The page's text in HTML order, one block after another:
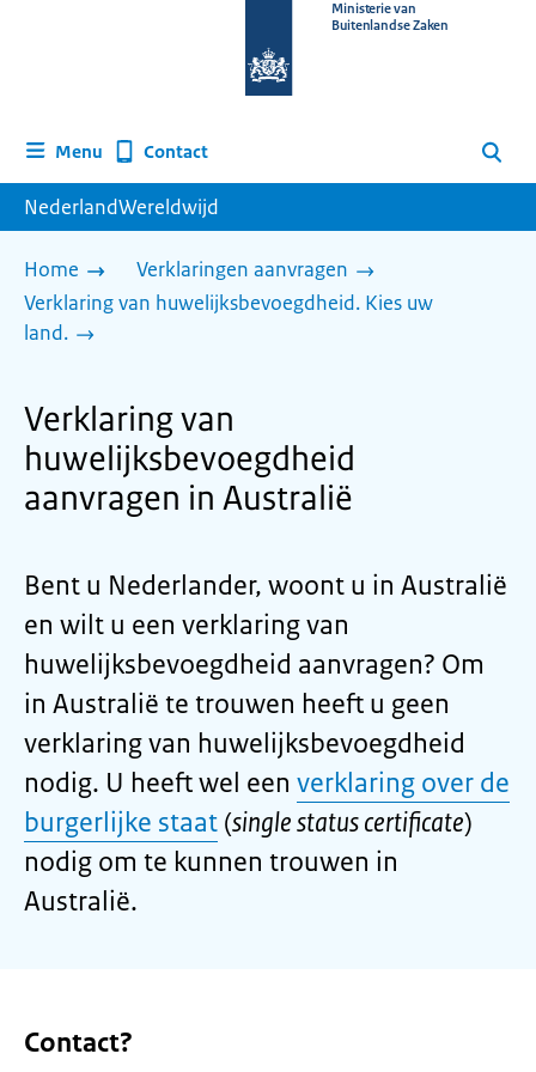
homepage
Ministerie van
Buitenlandse Zaken
Menu Contact Zoeken
NederlandWereldwijd
Home
Verklaringen aanvragen
Verklaring van huwelijksbevoegdheid. Kies uw
land.
Verklaring van
huwelijksbevoegdheid
aanvragen in Australië
Bent u Nederlander, woont u in Australië
en wilt u een verklaring van
huwelijksbevoegdheid aanvragen? Om
in Australië te trouwen heeft u geen
verklaring van huwelijksbevoegdheid
nodig. U heeft wel een verklaring over de
burgerlijke staat (single status certificate)
nodig om te kunnen trouwen in
Australië.
Contact?